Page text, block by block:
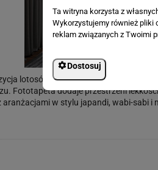
lotosów i liści na delikatnie
Fototapeta dodaje przestrzeni
aranżacjami w stylu japandi, wabi-sabi
Ta witryna korzysta z
Wykorzystujemy również pliki
reklam związanych z Twoimi
Dostosuj